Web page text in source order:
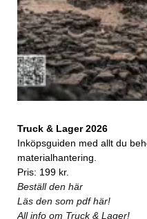
Truck & Lager 2026
Inköpsguiden med allt du
materialhantering.
Pris: 199 kr.
Beställ den här
Läs den som pdf här!
All info om Truck & Lager!